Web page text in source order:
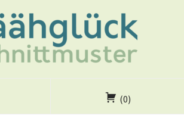
(0)